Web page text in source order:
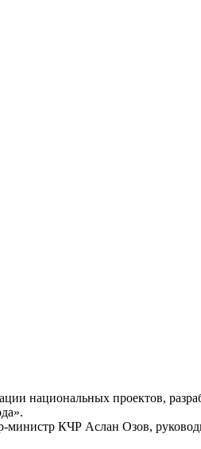
национальных проектов,
министр КЧР Аслан Озов,